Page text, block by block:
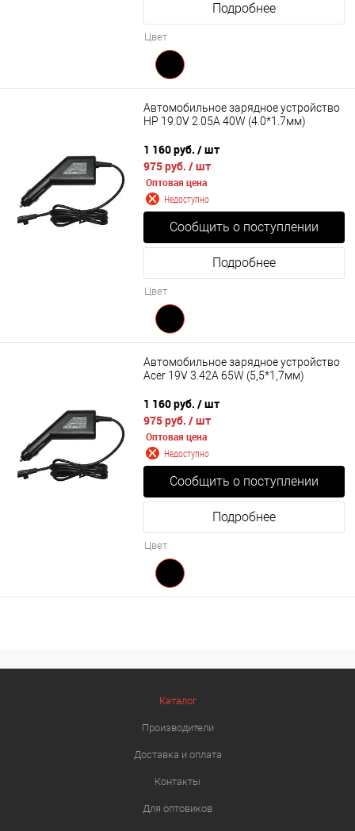
Подробнее
Цвет
Автомобильное зарядное устройство
HP 19.0V 2.05A 40W (4.0*1.7мм)
1 160 руб. / шт
975 руб. / шт
Оптовая цена
Недоступно
Сообщить о поступлении
Подробнее
Цвет
Автомобильное зарядное устройство
Acer 19V 3.42A 65W (5,5*1,7мм)
1 160 руб. / шт
975 руб. / шт
Оптовая цена
Недоступно
Сообщить о поступлении
Подробнее
Цвет
Каталог
Производители
Доставка и оплата
Контакты
Для оптовиков